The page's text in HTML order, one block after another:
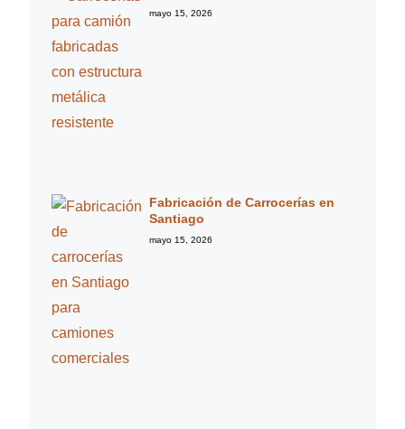
mayo 15, 2026
Fabricación de Carrocerías en
Santiago
mayo 15, 2026